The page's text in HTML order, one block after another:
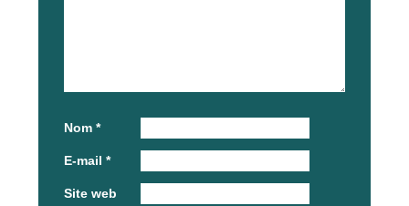
Nom *
E-mail *
Site web